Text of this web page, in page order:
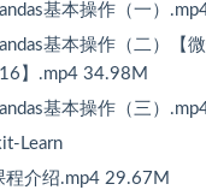
基本操作（一）
基本操作（二）【微
】.mp4 34.98M
基本操作（三）
Learn
程介绍.mp4 29.67M